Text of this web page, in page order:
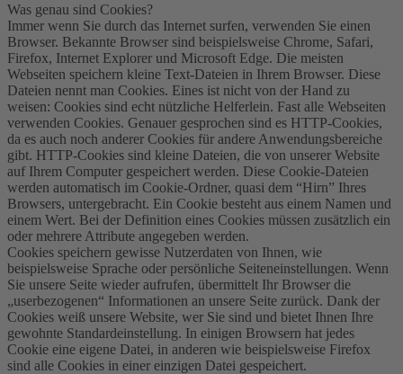
Was genau sind Cookies?
Immer wenn Sie durch das Internet surfen, verwenden Sie einen
Browser. Bekannte Browser sind beispielsweise Chrome, Safari,
Firefox, Internet Explorer und Microsoft Edge. Die meisten
Webseiten speichern kleine Text-Dateien in Ihrem Browser. Diese
Dateien nennt man Cookies. Eines ist nicht von der Hand zu
weisen: Cookies sind echt nützliche Helferlein. Fast alle Webseiten
verwenden Cookies. Genauer gesprochen sind es HTTP-Cookies,
da es auch noch anderer Cookies für andere Anwendungsbereiche
gibt. HTTP-Cookies sind kleine Dateien, die von unserer Website
auf Ihrem Computer gespeichert werden. Diese Cookie-Dateien
werden automatisch im Cookie-Ordner, quasi dem “Hirn” Ihres
Browsers, untergebracht. Ein Cookie besteht aus einem Namen und
einem Wert. Bei der Definition eines Cookies müssen zusätzlich ein
oder mehrere Attribute angegeben werden.
Cookies speichern gewisse Nutzerdaten von Ihnen, wie
beispielsweise Sprache oder persönliche Seiteneinstellungen. Wenn
Sie unsere Seite wieder aufrufen, übermittelt Ihr Browser die
„userbezogenen“ Informationen an unsere Seite zurück. Dank der
Cookies weiß unsere Website, wer Sie sind und bietet Ihnen Ihre
gewohnte Standardeinstellung. In einigen Browsern hat jedes
Cookie eine eigene Datei, in anderen wie beispielsweise Firefox
sind alle Cookies in einer einzigen Datei gespeichert.